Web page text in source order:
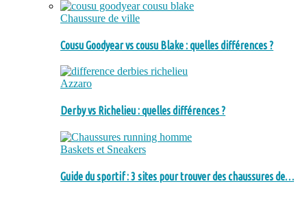
Chaussure de ville
Cousu Goodyear vs cousu Blake : quelles différences ?
Azzaro
Derby vs Richelieu : quelles différences ?
Baskets et Sneakers
Guide du sportif : 3 sites pour trouver des chaussures de…